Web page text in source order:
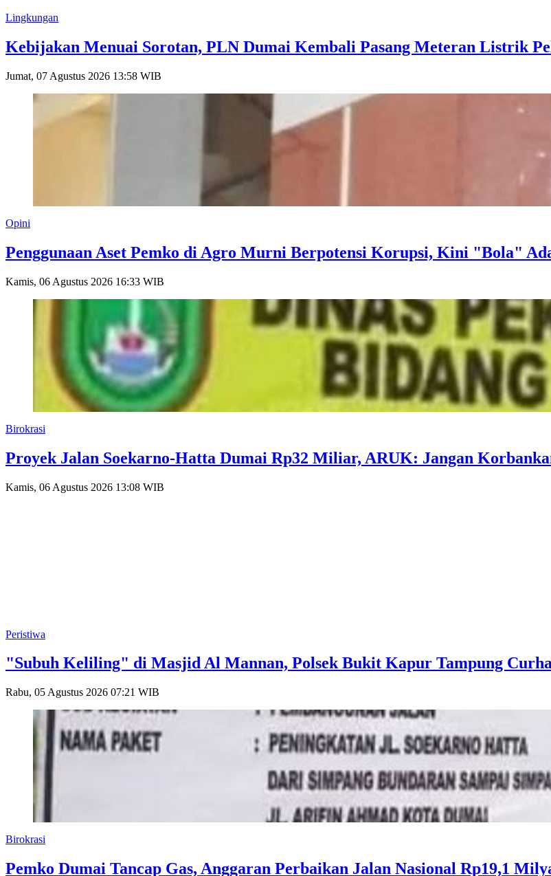
Lingkungan
Kebijakan Menuai Sorotan, PLN Dumai Kembali Pasang Meteran Listrik
Jumat, 07 Agustus 2026 13:58 WIB
Opini
Penggunaan Aset Pemko di Agro Murni Berpotensi Korupsi, Kini "Bola"
Kamis, 06 Agustus 2026 16:33 WIB
Birokrasi
Proyek Jalan Soekarno-Hatta Dumai Rp32 Miliar, ARUK: Jangan
Kamis, 06 Agustus 2026 13:08 WIB
Peristiwa
"Subuh Keliling" di Masjid Al Mannan, Polsek Bukit Kapur Tampung
Rabu, 05 Agustus 2026 07:21 WIB
Birokrasi
Pemko Dumai Tancap Gas, Anggaran Perbaikan Jalan Nasional Rp19,1